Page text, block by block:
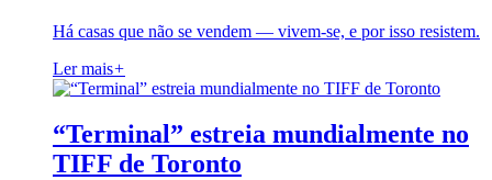
Há casas que não se vendem — vivem-se, e por isso resistem.
Ler mais+
“Terminal” estreia mundialmente no
TIFF de Toronto